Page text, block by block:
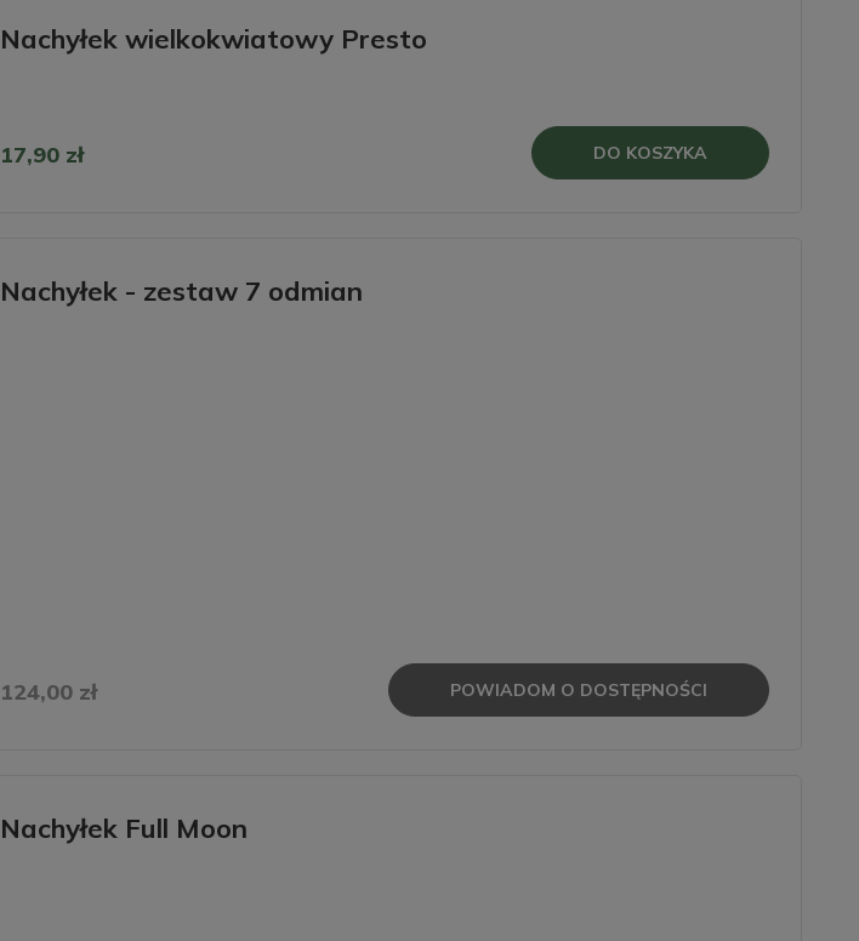
Nachyłek wielkokwiatowy Presto
17,90 zł DO KOSZYKA
Nachyłek - zestaw 7 odmian
124,00 zł POWIADOM O DOSTĘPNOŚCI
Nachyłek Full Moon